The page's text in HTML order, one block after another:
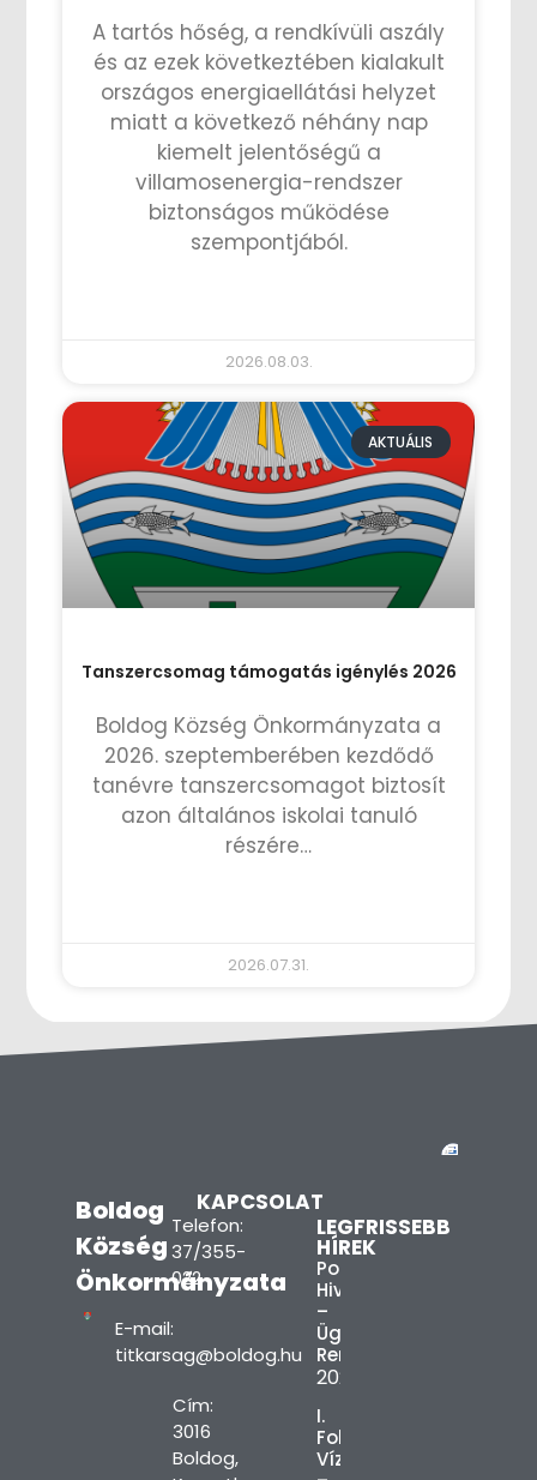
A tartós hőség, a rendkívüli aszály
és az ezek következtében kialakult
országos energiaellátási helyzet
miatt a következő néhány nap
kiemelt jelentőségű a
villamosenergia-rendszer
biztonságos működése
szempontjából.
2026.08.03.
AKTUÁLIS
Tanszercsomag támogatás igénylés 2026
Boldog Község Önkormányzata a
2026. szeptemberében kezdődő
tanévre tanszercsomagot biztosít
azon általános iskolai tanuló
részére…
2026.07.31.
Boldog
Község
Önkormányzata
KAPCSOLAT
Telefon:
37/355-
022
E-mail:
titkarsag@boldog.hu
Cím:
3016
Boldog,
LEGFRISSEBB
HÍREK
Polgármesteri
Hivatal
–
Ügyfélfogadási
Rend
2026.08.03.
I.
Fokú
Vízkorlátozás